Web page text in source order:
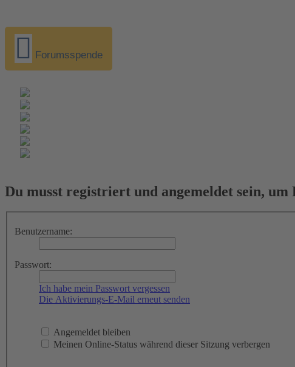
Forumsspende
Du musst registriert und angemeldet sein, um
Benutzername:
Passwort:
Ich habe mein Passwort vergessen
Die Aktivierungs-E-Mail erneut senden
Angemeldet bleiben
Meinen Online-Status während dieser Sitzung verbergen